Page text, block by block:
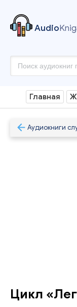
Audio
Главная
Аудиокниги
Цикл